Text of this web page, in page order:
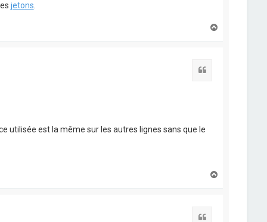
jetons
utilisée est la même sur les autres lignes sans que le